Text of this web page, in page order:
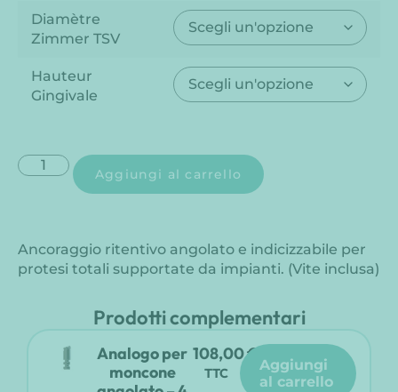
Diamètre
Zimmer TSV
Hauteur
Gingivale
Aggiungi al carrello
Ancoraggio ritentivo angolato e indicizzabile per
protesi totali supportate da impianti. (Vite inclusa)
Prodotti complementari
Analogo per
moncone
108,00€
TTC
aggiungi
al carrello